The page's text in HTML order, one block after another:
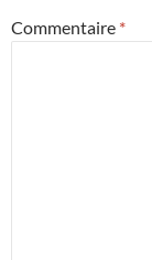
Commentaire *